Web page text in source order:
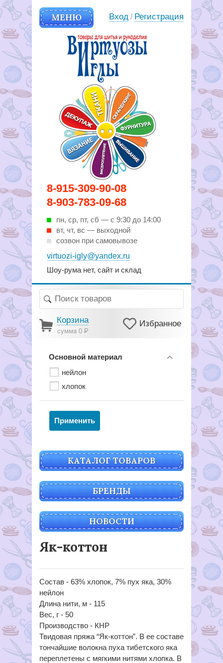
8-915-309-90-08
8-903-783-09-68
пн, ср, пт, cб — с 9:30 до 14:00
вт, чт, вс — выходной
созвон при самовывозе
virtuozi-igly@yandex.ru
Шоу-рума нет, сайт и склад
МЕНЮ
Вирутозы иглы. Товары для
шитья и рукоделья
Вход / Регистрация
Корзина
сумма 0Р
Избранное
Основной материал
нейлон
хлопок
КАТАЛОГ ТОВАРОВ
БРЕНДЫ
НОВОСТИ
Як-коттон
Состав - 63% хлопок, 7% пух яка, 30%
нейлон
Длина нити, м - 115
Вес, г - 50
Производство - КНР
Твидовая пряжа “Як-коттон”. В ее составе
тончайшие волокна пуха тибетского яка
переплетены с мягкими нитями хлопка. В